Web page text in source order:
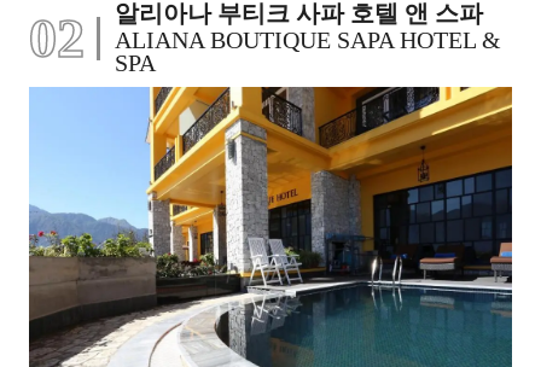
02
알리아나 부티크 사파 호텔 앤 스파
ALIANA BOUTIQUE SAPA HOTEL &
SPA